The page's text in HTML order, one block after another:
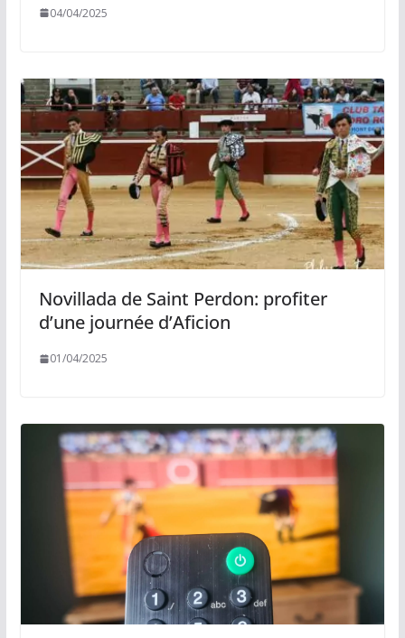
04/04/2025
Novillada de Saint Perdon: profiter
d’une journée d’Aficion
01/04/2025